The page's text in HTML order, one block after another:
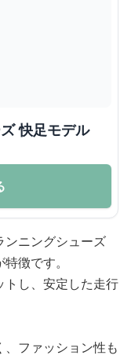
快足モデル
ンニングシューズ
徴です。
トし、安定した走行
ファッション性も